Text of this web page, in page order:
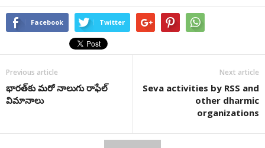
Facebook Twitter
Previous article
భార‌త్‌కు మ‌రో నాలుగు రాఫేల్
విమానాలు
Next article
Seva activities by RSS and
other dharmic
organizations